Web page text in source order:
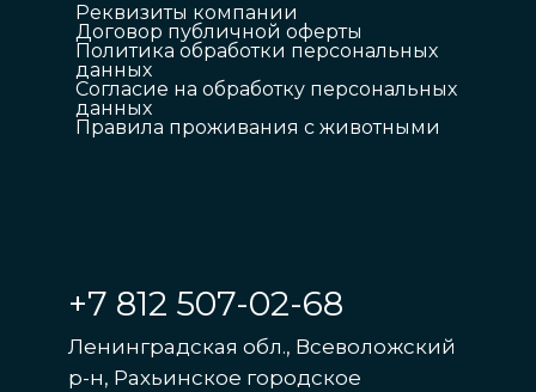
+7 812 507-02-68
Ленинградская обл., Всеволожский
р-н, Рахьинское городское
Реквизиты компании
Договор публичной оферты
Политика обработки персональных
данных
Согласие на обработку персональных
данных
Правила проживания с животными